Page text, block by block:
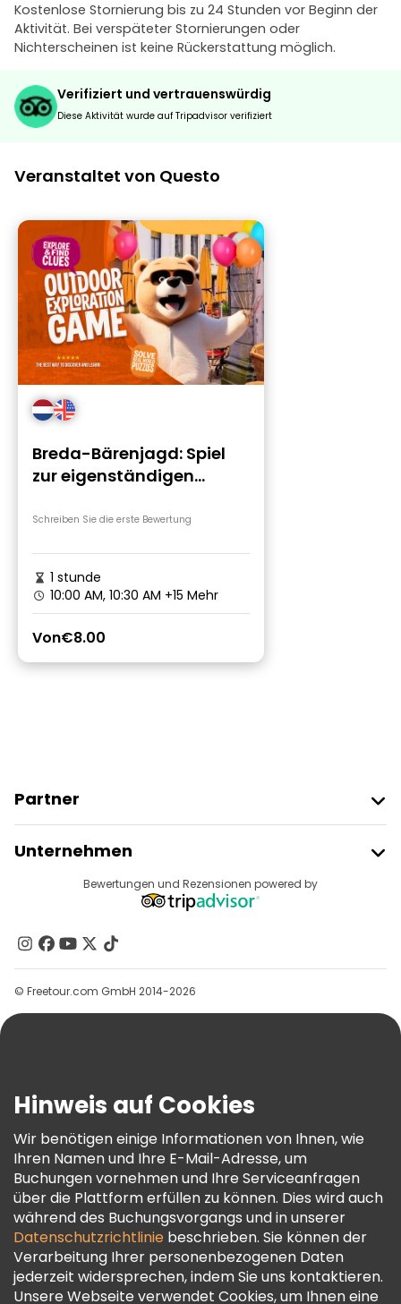
Kostenlose Stornierung bis zu 24 Stunden vor Beginn der
Aktivität. Bei verspäteter Stornierungen oder
Nichterscheinen ist keine Rückerstattung möglich.
Verifiziert und vertrauenswürdig
Diese Aktivität wurde auf Tripadvisor verifiziert
Veranstaltet von Questo
Breda-Bärenjagd: Spiel
zur eigenständigen
Stadtrundgang
Schreiben Sie die erste Bewertung
1 stunde
10:00 AM, 10:30 AM +15 Mehr
Von€8.00
Partner
Anbieter-Anmeldung
Affiliate-Programm
Unternehmen
Reiseziele
Kontakt
Gruppen
Hilfe
AGB Und Rechtliches
Cookie-Richtlinie
Freetour Auszeichnungen
Treueprogramm
Bewertungen und Rezensionen powered by
© Freetour.com GmbH 2014-2026
Hinweis auf Cookies
Wir benötigen einige Informationen von Ihnen, wie
Ihren Namen und Ihre E-Mail-Adresse, um
Buchungen vornehmen und Ihre Serviceanfragen
über die Plattform erfüllen zu können. Dies wird auch
während des Buchungsvorgangs und in unserer
Datenschutzrichtlinie beschrieben. Sie können der
Verarbeitung Ihrer personenbezogenen Daten
jederzeit widersprechen, indem Sie uns kontaktieren.
Unsere Webseite verwendet Cookies, um Ihnen eine